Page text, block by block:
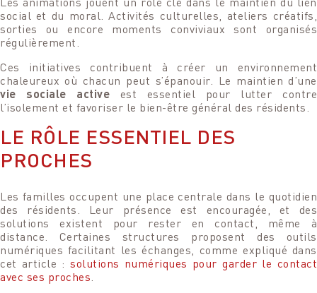
social et du moral. Activités culturelles, ateliers créatifs,
sorties ou encore moments conviviaux sont organisés
régulièrement.
Ces initiatives contribuent à créer un environnement
chaleureux où chacun peut s’épanouir. Le maintien d’une
vie sociale active est essentiel pour lutter contre
l’isolement et favoriser le bien-être général des résidents.
LE RÔLE ESSENTIEL DES
PROCHES
Les familles occupent une place centrale dans le quotidien
des résidents. Leur présence est encouragée, et des
solutions existent pour rester en contact, même à
distance. Certaines structures proposent des outils
numériques facilitant les échanges, comme expliqué dans
cet article :solutions numériques pour garder le contact
avec ses proches
Votre message
Pour soumettre ce formulaire, vous devez
accepter notreDéclaration de confidentialité
Votre n° de téléphone
Votre message et vos disponibilités
Pour soumettre ce formulaire, vous devez
accepter notre Déclaration de confidentialité